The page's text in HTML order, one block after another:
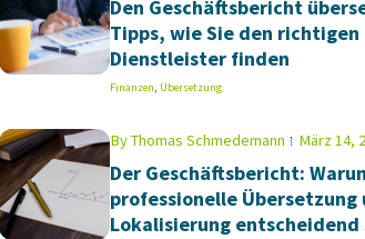
Den Geschäftsbericht
Tipps, wie Sie den richtigen
Dienstleister finden
Finanzen, Übersetzung
ByThomas Schmedemann März 14,
Der Geschäftsbericht:
professionelle Übersetzung
Lokalisierung entscheidend